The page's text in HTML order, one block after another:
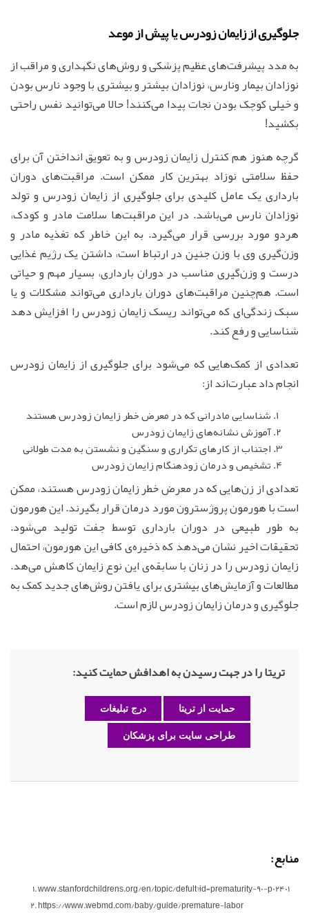
جلوگیری از زایمان زودرس یا پیش از موعد
به مدد پیشرفت‌های عظیم پزشکی و روش‌های نگهداری و مراقب از
نوزادان بیمار ونارس، نوزادان بیشتر و بیشتری با وجود نارس بودن
و خیلی کوچک بودن نجات پیدا می‌کنند! حالا می‌توانید نفس راحتی
بکشید!
گرچه هنوز هم کنترل زایمان زودرس و به تعویق انداختن آن برای
حفظ سلامتی نوزاد بهترین کار ممکن است. مراقبت‌های دوران
بارداری یک عامل کلیدی برای جلوگیری از زایمان زودرس و تولد
نوزادان نارس می‌باشد. در این مراقبت‌ها سلامت مادر و کودک،
هردو مورد بررسی قرار می‌گیرد. به این خاطر که تغذیه مادر و
وزن‌گیری وی با وزن جنین در ارتباط است، داشتن یک رژیم غذایی
درست و وزن‌گیری مناسب در دوران بارداری، بسیار مهم و حیاتی
است. هم‌چنین مراقبت‌های دوران بارداری می‌تواند مشکلات و یا
سبک زندگی‌ای که می‌تواند ریسک زایمان زودرس را افزایش دهد
شناسایی و رفع کند.
تعدادی از کمک‌هایی که می‌شود برای جلوگیری از زایمان زودرس
انجام داد عبارت‌اند از:
شناسایی مادرانی که در معرض خطر زایمان زودرس هستند
آموزش نشانه‌های زایمان زودرس
اجتناب از کارهای تکراری و سنگین و نشستن به مدت طولانی
تشخیص و درمان زودهنگام زایمان زودرس
تعدادی از زن‌هایی که در معرض خطر زایمان زودرس هستند، ممکن
است با هورمون پروژسترون مورد درمان قرار بگیرند. این هورمون
به طور طبیعی در دوران بارداری توسط جفت تولید می‌شود.
تحقیقات اخیر نشان می‌دهد که ذخیره‌ی کافی این هورمون، احتمال
زایمان زودرس را در زنان با سابقه‌ی این نوع زایمان کاهش می‌هد.
مطالعات و آزمایش‌های بیشتری برای یافتن روش‌های جدید کمک به
جلوگیری و درمان زایمان زودرس لازم است.
تریتا را در جهت رسیدن به اهدافش حمایت کنید:
حمایت از تریتا درج تبلیغات
طراحی سایت برای پزشکان
منابع:
www.stanfordchildrens.org/en/topic/defult?id=prematurity-90-p02401
https://www.webmd.com/baby/guide/premature-labor